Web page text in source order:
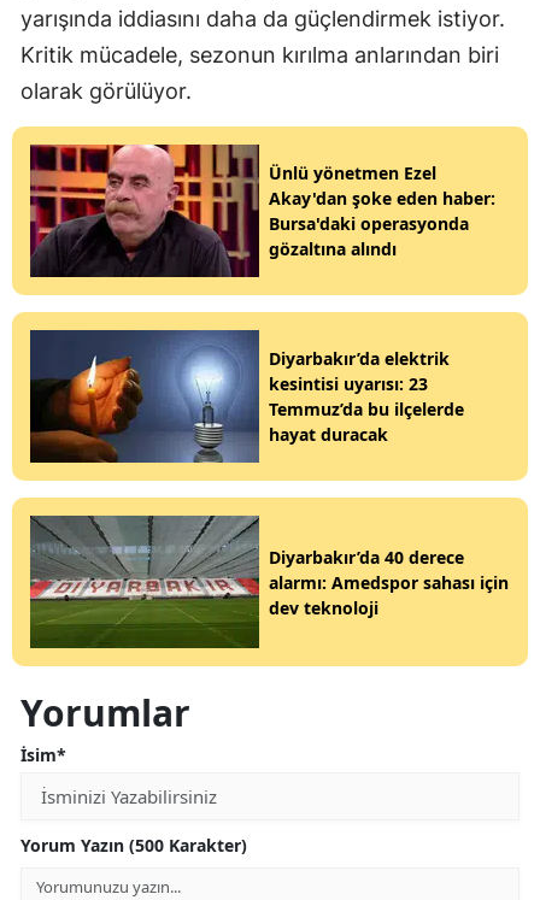
yarışında iddiasını daha da güçlendirmek istiyor.
Kritik mücadele, sezonun kırılma anlarından biri
olarak görülüyor.
Ünlü yönetmen Ezel
Akay'dan şoke eden haber:
Bursa'daki operasyonda
gözaltına alındı
Diyarbakır’da elektrik
kesintisi uyarısı: 23
Temmuz’da bu ilçelerde
hayat duracak
Diyarbakır’da 40 derece
alarmı: Amedspor sahası için
dev teknoloji
Yorumlar
İsim*
Yorum Yazın (500 Karakter)